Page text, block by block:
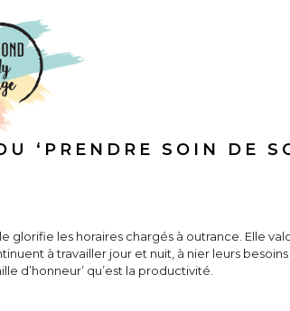
‘PRENDRE SOIN DE
glorifie les horaires chargés à outrance. Elle
à travailler jour et nuit, à nier leurs
d’honneur’ qu’est la productivité.